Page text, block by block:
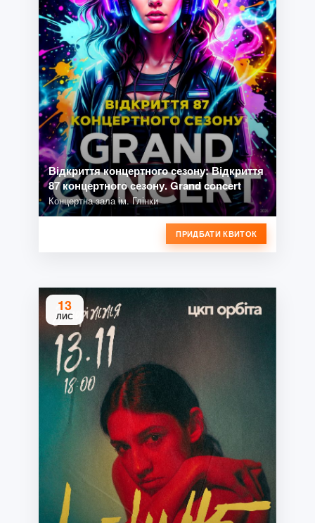
Відкриття концертного сезону: Відкриття
87 концертного сезону. Grand concert
Концертна зала ім. Глінки
ПРИДБАТИ КВИТОК
13
ЛИС